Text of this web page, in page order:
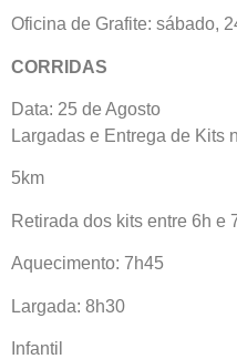
Oficina de Grafite: sábado,
CORRIDAS
Data: 25 de Agosto
Largadas e Entrega de Kits
5km
Retirada dos kits entre 6h e
Aquecimento: 7h45
Largada: 8h30
Infantil